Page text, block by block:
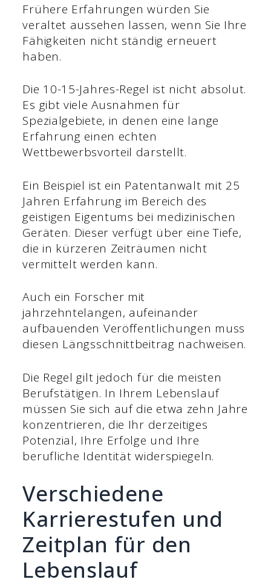
Frühere Erfahrungen würden Sie
veraltet aussehen lassen, wenn Sie Ihre
Fähigkeiten nicht ständig erneuert
haben.
Die 10-15-Jahres-Regel ist nicht absolut.
Es gibt viele Ausnahmen für
Spezialgebiete, in denen eine lange
Erfahrung einen echten
Wettbewerbsvorteil darstellt.
Ein Beispiel ist ein Patentanwalt mit 25
Jahren Erfahrung im Bereich des
geistigen Eigentums bei medizinischen
Geräten. Dieser verfügt über eine Tiefe,
die in kürzeren Zeiträumen nicht
vermittelt werden kann.
Auch ein Forscher mit
jahrzehntelangen, aufeinander
aufbauenden Veröffentlichungen muss
diesen Längsschnittbeitrag nachweisen.
Die Regel gilt jedoch für die meisten
Berufstätigen. In Ihrem Lebenslauf
müssen Sie sich auf die etwa zehn Jahre
konzentrieren, die Ihr derzeitiges
Potenzial, Ihre Erfolge und Ihre
berufliche Identität widerspiegeln.
Verschiedene
Karrierestufen und
Zeitplan für den
Lebenslauf